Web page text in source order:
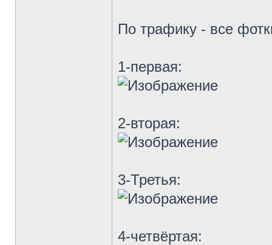
По трафику - все
1-первая:
2-вторая:
3-Третья:
4-четвёртая: